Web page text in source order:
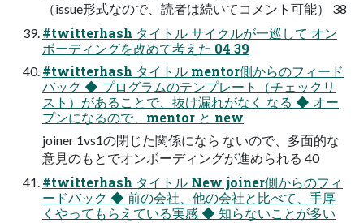
（issue形式なので、読者は続いてコメント可能） 38
#twitterhash タイトル サイクルが一巡して オン
ボーディングを改めて考えた 04 39
#twitterhash タイトル mentor側からのフィード
バック ◆ プログラムのテンプレート（チェックリ
スト）があることで、抜け漏れがなく なる ◆ オー
プンになるので、mentor と new
joiner 1vs1の閉じた関係になら ないので、多面的な
意見のもとでオンボーディングが進められる 40
#twitterhash タイトル New joiner側からのフィ
ードバック ◆ 前の会社、他の会社と比べて、手厚
くやってもらえている実感 ◆ 知らないことが多い